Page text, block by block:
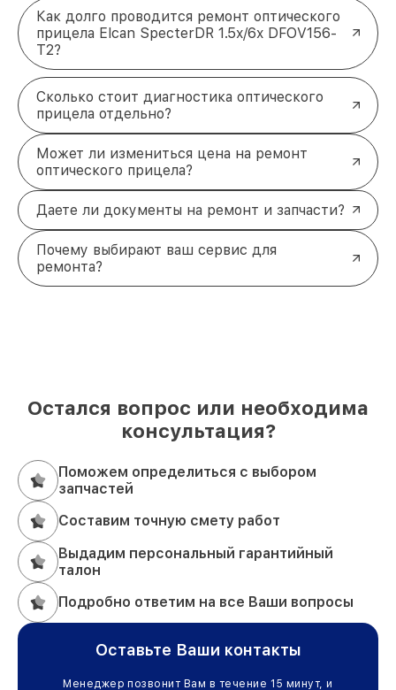
Как долго проводится ремонт оптического
прицела Elcan SpecterDR 1.5x/6x DFOV156-
T2?
Сколько стоит диагностика оптического
прицела отдельно?
Может ли измениться цена на ремонт
оптического прицела?
Даете ли документы на ремонт и запчасти?
Почему выбирают ваш сервис для
ремонта?
Остался вопрос или необходима
консультация?
Поможем определиться с выбором
запчастей
Составим точную смету работ
Выдадим персональный гарантийный
талон
Подробно ответим на все Ваши вопросы
Оставьте Ваши контакты
Менеджер позвонит Вам в течение 15 минут, и